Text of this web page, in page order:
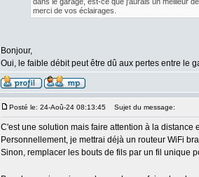
merci de vos éclairages.
Bonjour,
Oui, le faible débit peut être dû aux pertes entre le
Posté le: 24-Aoû-24 08:13:45 Sujet du message:
C'est une solution mais faire attention à la distance
Personnellement, je mettrai déjà un routeur WiFi
Sinon, remplacer les bouts de fils par un fil unique